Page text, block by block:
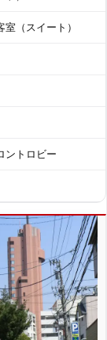
（スイート）
ントロビー